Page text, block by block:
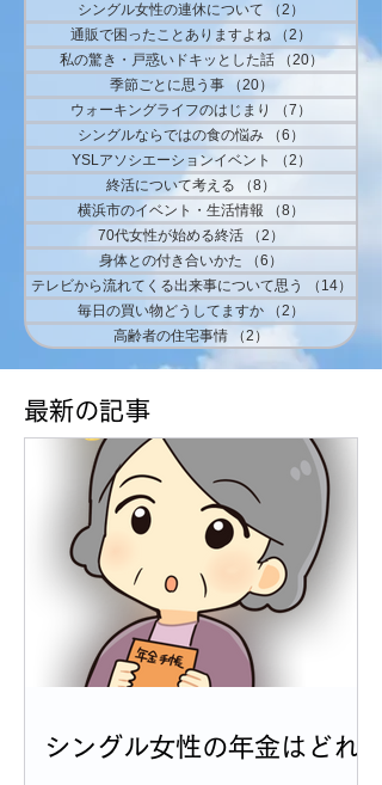
シングル女性の連休について
（2）
通販で困ったことありますよね
（2）
2件の記事
私の驚き・戸惑いドキッとした話
（20）20件の記
季節ごとに思う事
（20）
ウォーキングライフのはじまり
（7）
シングルならではの食の悩み
（6）
YSLアソシエーションイベント
（2）
終活について考える
（8）
横浜市のイベント・生活情報
（8）
70代女性が始める終活
（2）
身体との付き合いかた
（6）
テレビから流れてくる出来事について思う
（14）
毎日の買い物どうしてますか
（2）
高齢者の住宅事情
（2）
​最新の記事
シングル女性の年金はどれ